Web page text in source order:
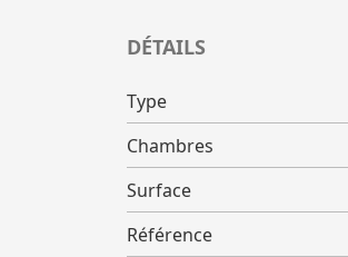
DÉTAILS
Type
Chambres
Surface
Référence